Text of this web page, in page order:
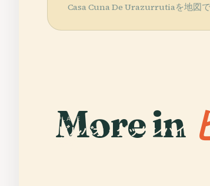
Casa Cuna De Urazurrutiaを地図
More in
PLACE
ビルバオ・グッゲンハイム